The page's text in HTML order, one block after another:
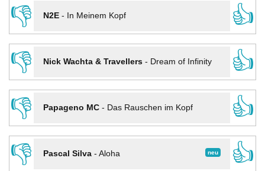
👎
N2E- In Meinem Kopf
👍
👎
Nick Wachta & Travellers- Dream of Infinity
👍
👎
Papageno MC- Das Rauschen im Kopf
👍
👎
neu
Pascal Silva- Aloha
👍